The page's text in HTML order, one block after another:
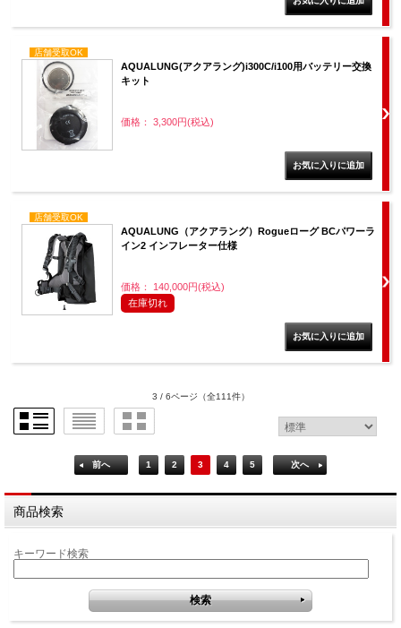
店舗受取OK
AQUALUNG(アクアラング)i300C/i100用バッテリー交換
キット
価格： 3,300円(税込)
店舗受取OK
AQUALUNG（アクアラング）Rogueローグ BCパワーラ
イン2 インフレーター仕様
価格： 140,000円(税込)
在庫切れ
3 / 6ページ （全111件）
前へ 1 2 3 4 5 次へ
商品検索
キーワード検索